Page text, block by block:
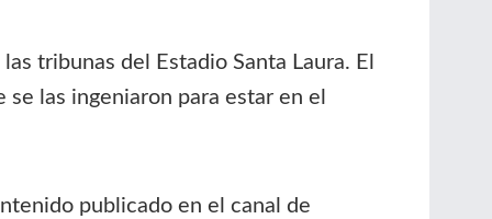
tribunas del Estadio Santa Laura. El
las ingeniaron para estar en el
publicado en el canal de